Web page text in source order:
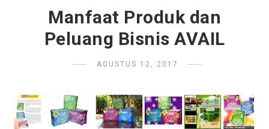
Manfaat Produk dan
Peluang Bisnis AVAIL
AGUSTUS 12, 2017